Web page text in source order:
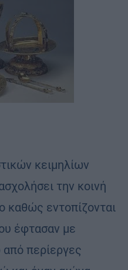
κειμηλίων
την κοινή
καθώς εντοπίζονται
έφτασαν με
περίεργες